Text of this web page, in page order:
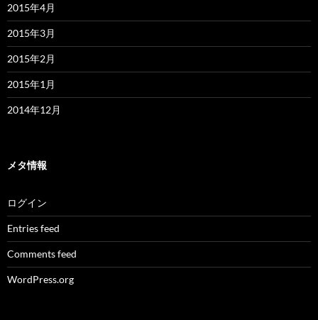
2015年4月
2015年3月
2015年2月
2015年1月
2014年12月
メタ情報
ログイン
Entries feed
Comments feed
WordPress.org